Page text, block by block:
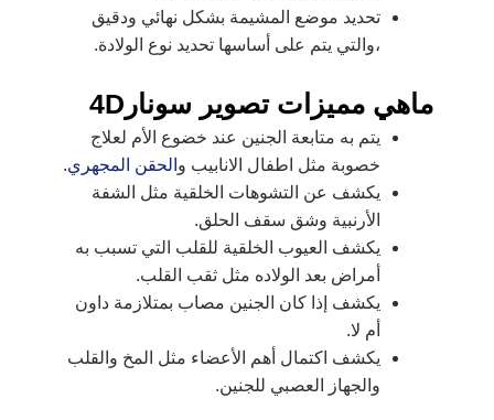
تحديد موضع المشيمة بشكل نهائي ودقيق
،والتي يتم على أساسها تحديد نوع الولادة.
ماهي مميزات تصوير سونار4D
يتم به متابعة الجنين عند خضوع الأم لعلاج
خصوبة مثل اطفال الانابيب و الحقن المجهري.
يكشف عن التشوهات الخلقية مثل الشفة
الأرنبية وشق سقف الحلق.
يكشف العيوب الخلقية للقلب التي تسبب به
أمراض بعد الولاده مثل ثقب القلب.
يكشف إذا كان الجنين مصاب بمتلازمة داون
أم لا.
يكشف اكتمال أهم الأعضاء مثل المخ والقلب
والجهاز العصبي للجنين.